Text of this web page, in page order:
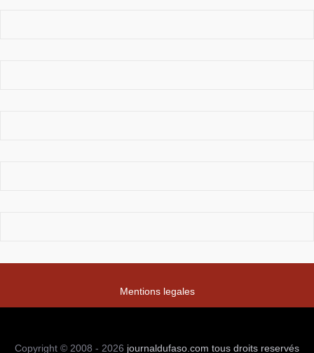
Mentions legales
Copyright © 2008 - 2026 journaldufaso.com tous droits reservés